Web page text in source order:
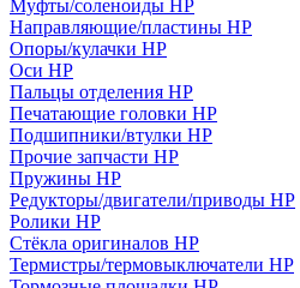
Муфты/соленоиды HP
Направляющие/пластины HP
Опоры/кулачки HP
Оси HP
Пальцы отделения HP
Печатающие головки HP
Подшипники/втулки HP
Прочие запчасти HP
Пружины HP
Редукторы/двигатели/приводы HP
Ролики HP
Стёкла оригиналов HP
Термистры/термовыключатели HP